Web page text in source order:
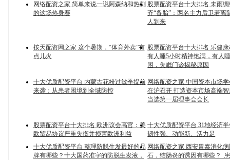
网络配资之家 简单来说一说阿森纳和热刺
的这场热身赛
股票配资平台十大排名 未雨
齐“备胎”：两名主力后卫若离
人到来
按天配资网之家 这个暑期，“体育外卖”有
点儿火
股票配资平台十大排名 乐健康
有人睡5小时精神饱满，有人
困，失眠门诊揭秘原因
十大优质配资平台 内蒙古花粉过敏季提前
来袭：从患者困境到全域防控
网络配资之家 中国资本市场
在沪召开 打造资本市场高端
当选第一届理事会会长
股票配资平台十大排名 欧洲议会高官：美
欧贸易协议严重失衡并损害欧洲利益
十大优质配资平台 31地经济
韧性强、动能新、活力足
十大优质配资平台 整理防脱生发最好的品
牌有哪些？十大国药准字的防脱生发液，
网络配资之家 西安胃泰消化
石，结肠炎的诱因有哪些？_